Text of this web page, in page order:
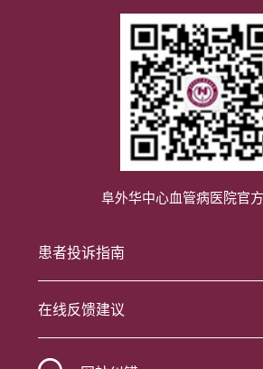
阜外华中心血管病医院官
患者投诉指南
在线反馈建议